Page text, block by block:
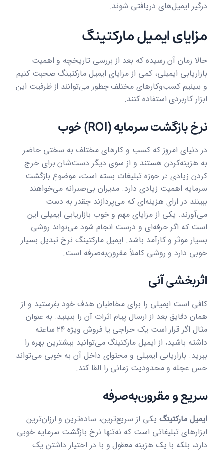
درگیر ایمیل‌های دریافتی شوند.
مزایای ایمیل مارکتینگ
حالا زمان آن رسیده که بعد از بررسی تاریخچه و اهمیت
بازاریابی ایمیلی، کمی از مزایای ایمیل مارکتینگ صحبت کنیم
و ببینیم کسب‌وکارهای مختلف چطور می‌توانند از ظرفیت این
ابزار کاربردی استفاده کنند.
نرخ بازگشت سرمایه (ROI) خوب
در دنیای امروز که کسب و کارهای مختلف به سختی حاضر
به هزینه‌کردن هستند و از سوی دیگر دست‌شان برای خرج
کردن زیادی در حوزه تبلیغات بسته است، موضوع بازگشت
سرمایه اهمیت زیادی دارد. مدیران بی‌صبرانه می‌خواهند
ببینند در ازای هزینه‌ای که می‌پردازند چقدر به دست
می‌آورند. یکی از مزایای مهم و خوب بازاریابی ایمیلی این
است که اگر حرفه‌ای و درست انجام شود می‌تواند روشی
بسیار موثر و کارآمد باشد. ایمیل مارکتینگ نرخ تبدیل بسیار
خوبی دارد و روشی کاملاً مقرون‌به‌صرفه است.
اثربخشی آنی
کافی است ایمیلی را برای مخاطبان هدف خود بفرستید و از
همان دقایق بعد از ارسال پیام اثرات آن را ببینید. به عنوان
مثال اگر قرار است یک حراجی یا فروش ویژه ۲۴ ساعته
داشته باشید، از ایمیل مارکتینگ می‌توانید بیشترین بهره را
ببرید. بازاریابی ایمیلی و محتوای داخل آن به خوبی می‌تواند
حس عجله و محدودیت زمانی را القا کند.
سریع و مقرون‌به‌صرفه
ایمیل مارکتینگ یکی از سریع‌ترین، ساده‌ترین و ارزان‌ترین
ابزارهای تبلیغاتی است که نه‌تنها نرخ بازگشت سرمایه خوبی
دارد، بلکه با یک هزینه معقول و با در اختیار داشتن یک